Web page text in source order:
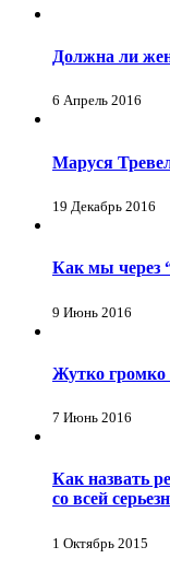
Должна ли
6 Апрель 2016
Маруся
19 Декабрь 2016
Как мы через
9 Июнь 2016
Жутко громко
7 Июнь 2016
Как назвать
со всей
1 Октябрь 2015